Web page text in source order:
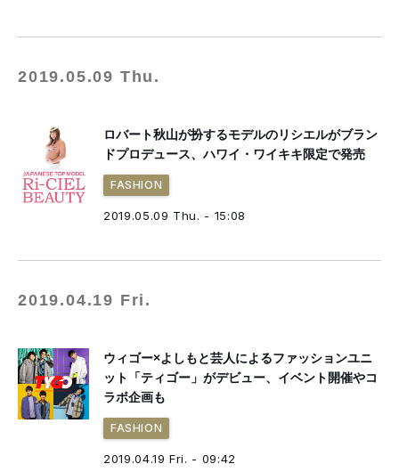
2019.05.09 Thu.
ロバート秋山が扮するモデルのリシエルがブラン
ドプロデュース、ハワイ・ワイキキ限定で発売
FASHION
2019.05.09 Thu. - 15:08
2019.04.19 Fri.
ウィゴー×よしもと芸人によるファッションユニ
ット「ティゴー」がデビュー、イベント開催やコ
ラボ企画も
FASHION
2019.04.19 Fri. - 09:42